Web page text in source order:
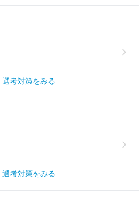
選考対策をみる
選考対策をみる